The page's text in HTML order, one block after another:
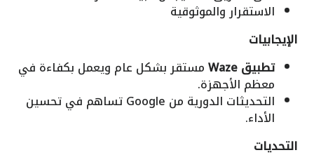
الاستقرار والموثوقية
الإيجابيات
تطبيق Waze
مستقر بشكل عام ويعمل بكفاءة في
معظم الأجهزة.
التحديثات الدورية من Google تساهم في تحسين
الأداء.
التحديات